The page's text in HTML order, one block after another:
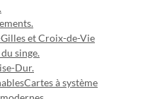
et Croix-de-Vie
singe.
Dur.
Cartes à système